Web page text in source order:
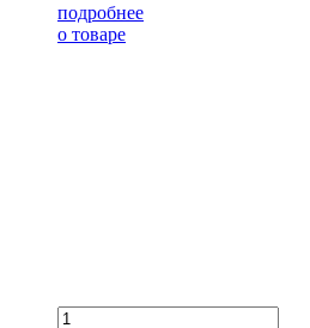
подробнее
о товаре